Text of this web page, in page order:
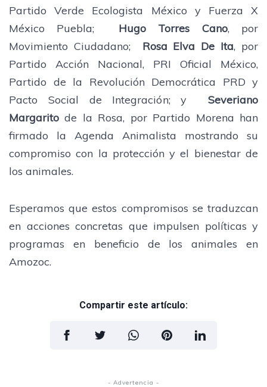
Partido Verde Ecologista México y Fuerza X
México Puebla; Hugo Torres Cano, por
Movimiento Ciudadano; Rosa Elva De Ita, por
Partido Acción Nacional, PRI Oficial México,
Partido de la Revolución Democrática PRD y
Pacto Social de Integración; y Severiano
Margarito de la Rosa, por Partido Morena han
firmado la Agenda Animalista mostrando su
compromiso con la protección y el bienestar de
los animales.
Esperamos que estos compromisos se traduzcan
en acciones concretas que impulsen políticas y
programas en beneficio de los animales en
Amozoc.
Compartir este artículo:
- Advertencia -